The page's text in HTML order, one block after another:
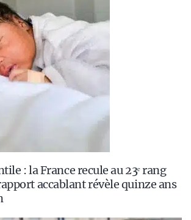
: la France recule au 23ᵉ rang
accablant révèle quinze ans